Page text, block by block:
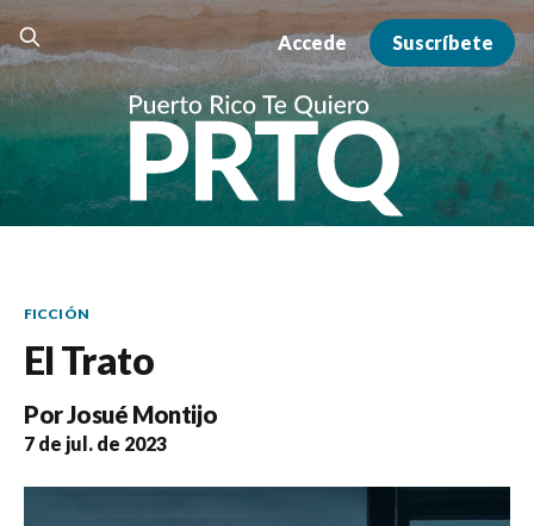
Accede Suscríbete
FICCIÓN
El Trato
PorJosué Montijo
7 de jul. de 2023